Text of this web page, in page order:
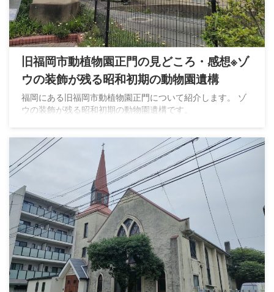
旧福岡市動植物園正門の見どころ・感想※ゾ
ウの装飾が残る昭和初期の動物園遺構
福岡にある旧福岡市動植物園正門について紹介します。 ゾ
ウの装飾が残る昭和初期の動物園遺構です。